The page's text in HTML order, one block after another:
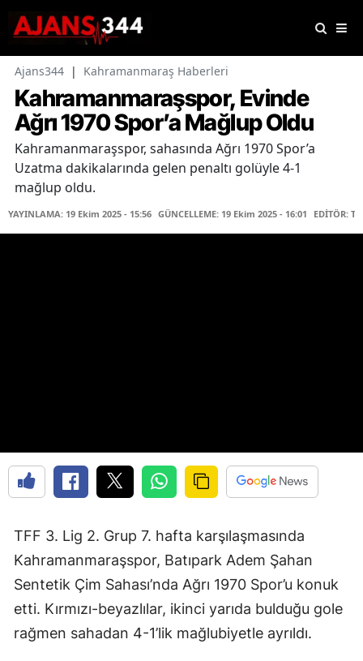
Ajans344 | Kahramanmaraş Haberleri
Kahramanmaraşspor, Evinde
Ağrı 1970 Spor’a Mağlup Oldu
Kahramanmaraşspor, sahasında Ağrı 1970 Spor’a
Uzatma dakikalarında gelen penaltı golüyle 4-1
mağlup oldu.
YAYINLAMA: 19 Ekim 2025 - 15:56 GÜNCELLEME: 19 Ekim 2025 - 16:01 EDİTÖR:
TFF 3. Lig 2. Grup 7. hafta karşılaşmasında
Kahramanmaraşspor, Batıpark Adem Şahan
Sentetik Çim Sahası’nda Ağrı 1970 Spor’u konuk
etti. Kırmızı-beyazlılar, ikinci yarıda bulduğu gole
rağmen sahadan 4-1’lik mağlubiyetle ayrıldı.